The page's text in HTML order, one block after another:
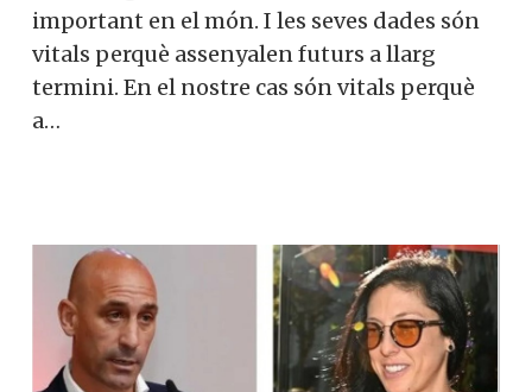
important en el món. I les seves dades són
vitals perquè assenyalen futurs a llarg
termini. En el nostre cas són vitals perquè
a…